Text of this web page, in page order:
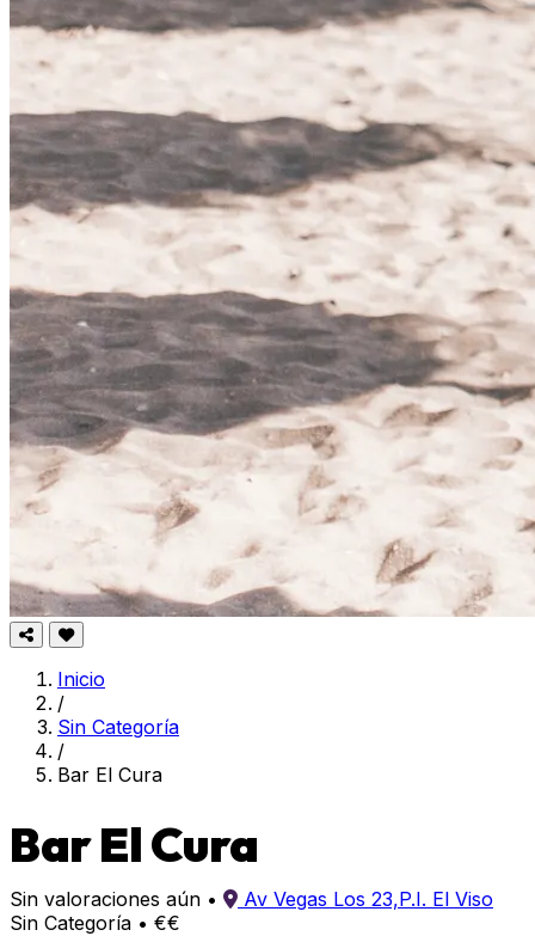
Inicio
/
Sin Categoría
/
Bar El Cura
Bar El Cura
Sin valoraciones aún •
Av Vegas Los 23,P.I. El Viso
Sin Categoría • €€